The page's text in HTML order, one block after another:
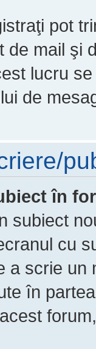
pot
de mail şi
lucru
de
în
subiect
cu
a scrie un
în